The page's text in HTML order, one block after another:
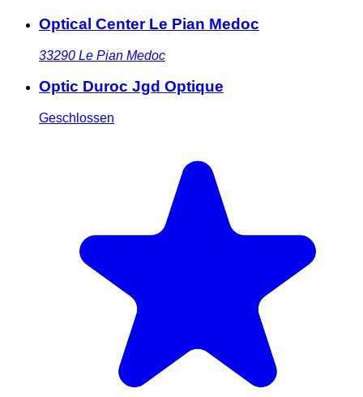
Optical Center Le Pian Medoc
33290 Le Pian Medoc
Optic Duroc Jgd Optique
Geschlossen